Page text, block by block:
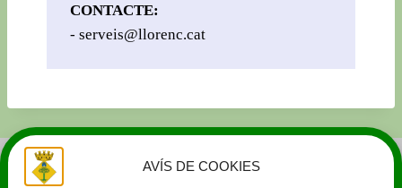
AVÍS DE COOKIES
CONTACTE: